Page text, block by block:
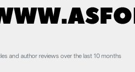
and author reviews over the last 10 months